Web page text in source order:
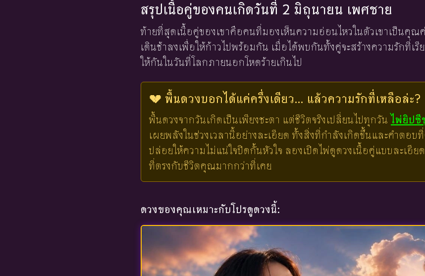
สรุปเนื้อคู่ของคนเกิดวันที่ 2 มิถุนายน เพศชาย
ท้ายที่สุดเนื้อคู่ของเขาคือคนที่มองเห็นความอ่อนไหวในตัวเขาเป็นคุ
เดินช้าลงเพื่อให้ก้าวไปพร้อมกัน เมื่อได้พบกันทั้งคู่จะสร้างความรักที่เ
ให้กันในวันที่โลกภายนอกโหดร้ายเกินไป
💔 พื้นดวงบอกได้แค่ครึ่งเดียว... แล้วความรักที่เหลือล่ะ?
พื้นดวงจากวันเกิดเป็นเพียงชะตา แต่ชีวิตจริงเปลี่ยนไปทุกวัน ไพ่ยิปซี
เผยพลังในช่วงเวลานี้อย่างละเอียด ทั้งสิ่งที่กำลังเกิดขึ้นและคำตอ
ปล่อยให้ความไม่แน่ใจปิดกั้นหัวใจ ลองเปิดไพ่ดูดวงเนื้อคู่แบบละเอี
ที่ตรงกับชีวิตคุณมากกว่าที่เคย
ดวงของคุณเหมาะกับโปรดูดวงนี้: